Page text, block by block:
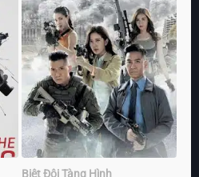
Biệt Đội Tàng Hình